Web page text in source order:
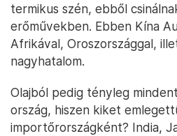
termikus szén, ebből
erőművekben. Ebben Kína
Afrikával, Oroszországgal,
nagyhatalom.
Olajból pedig tényleg
ország, hiszen kiket
importőrországként? India,